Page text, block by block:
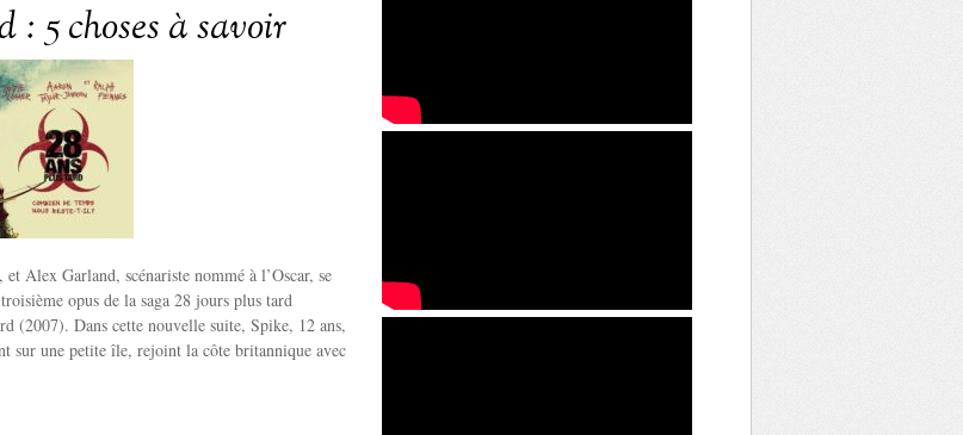
5 choses à savoir
Alex Garland, scénariste nommé à l’Oscar, se
opus de la saga 28 jours plus tard
(2007). Dans cette nouvelle suite, Spike, 12 ans,
sur une petite île, rejoint la côte britannique avec